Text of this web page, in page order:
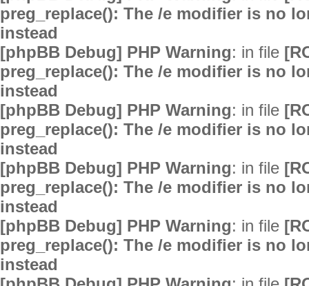
preg_replace(): The /e modifier is no
instead
[phpBB Debug] PHP Warning: in file
preg_replace(): The /e modifier is no
instead
[phpBB Debug] PHP Warning: in file
preg_replace(): The /e modifier is no
instead
[phpBB Debug] PHP Warning: in file
preg_replace(): The /e modifier is no
instead
[phpBB Debug] PHP Warning: in file
preg_replace(): The /e modifier is no
instead